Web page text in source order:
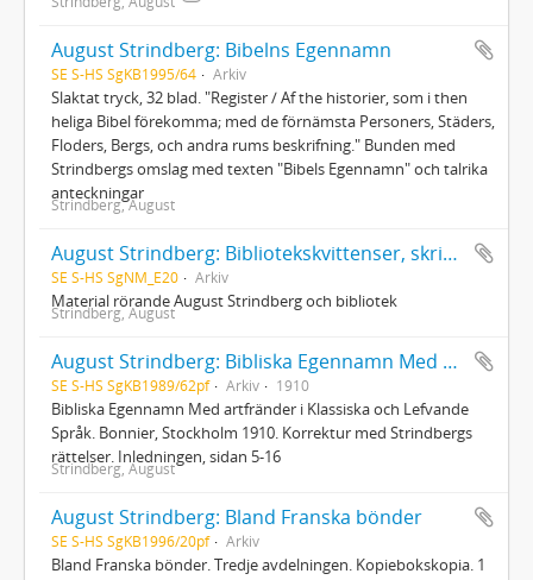
August Strindberg: Bibelns Egennamn
SE S-HS SgKB1995/64 Arkiv
Slaktat tryck, 32 blad. "Register / Af the historier, som i then
heliga Bibel förekomma; med de förnämsta Personers, Städers,
Floders, Bergs, och andra rums beskrifning." Bunden med
Strindbergs omslag med texten "Bibels Egennamn" och talrika
anteckningar
Strindberg, August
August Strindberg: Bibliotekskvittenser, skrivelser från och rörande bibliotek
SE S-HS SgNM_E20 Arkiv
Material rörande August Strindberg och bibliotek
Strindberg, August
August Strindberg: Bibliska Egennamn Med artfränder i Klassiska och Lefvande Språk
SE S-HS SgKB1989/62pf Arkiv 1910
Bibliska Egennamn Med artfränder i Klassiska och Lefvande
Språk. Bonnier, Stockholm 1910. Korrektur med Strindbergs
rättelser. Inledningen, sidan 5-16
Strindberg, August
August Strindberg: Bland Franska bönder
SE S-HS SgKB1996/20pf Arkiv
Bland Franska bönder. Tredje avdelningen. Kopiebokskopia. 1